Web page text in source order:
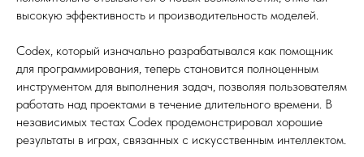
высокую эффективность и производительность моделей.
Codex, который изначально разрабатывался как помощник
для программирования, теперь становится полноценным
инструментом для выполнения задач, позволяя пользователям
работать над проектами в течение длительного времени. В
независимых тестах Codex продемонстрировал хорошие
результаты в играх, связанных с искусственным интеллектом.